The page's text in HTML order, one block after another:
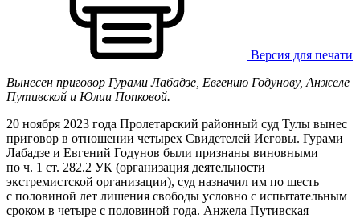
Версия для печати
Вынесен приговор Гурами Лабадзе, Евгению Годунову, Анжеле
Путивской и Юлии Попковой.
20 ноября 2023 года Пролетарский районный суд Тулы вынес
приговор в отношении четырех Свидетелей Иеговы. Гурами
Лабадзе и Евгений Годунов были признаны виновными
по ч. 1 ст. 282.2 УК (организация деятельности
экстремистской организации), суд назначил им по шесть
с половиной лет лишения свободы условно с испытательным
сроком в четыре с половиной года. Анжела Путивская